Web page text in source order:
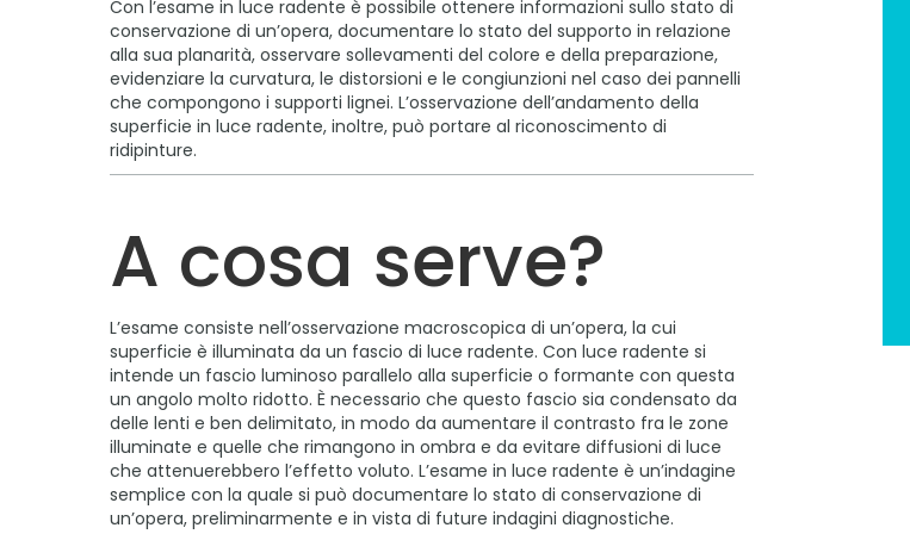
Con l’esame in luce radente è possibile ottenere informazioni sullo stato di
conservazione di un’opera, documentare lo stato del supporto in relazione
alla sua planarità, osservare sollevamenti del colore e della preparazione,
evidenziare la curvatura, le distorsioni e le congiunzioni nel caso dei pannelli
che compongono i supporti lignei. L’osservazione dell’andamento della
superficie in luce radente, inoltre, può portare al riconoscimento di
ridipinture.
A cosa serve?
L’esame consiste nell’osservazione macroscopica di un’opera, la cui
superficie è illuminata da un fascio di luce radente. Con luce radente si
intende un fascio luminoso parallelo alla superficie o formante con questa
un angolo molto ridotto. È necessario che questo fascio sia condensato da
delle lenti e ben delimitato, in modo da aumentare il contrasto fra le zone
illuminate e quelle che rimangono in ombra e da evitare diffusioni di luce
che attenuerebbero l’effetto voluto. L’esame in luce radente è un’indagine
semplice con la quale si può documentare lo stato di conservazione di
un’opera, preliminarmente e in vista di future indagini diagnostiche.